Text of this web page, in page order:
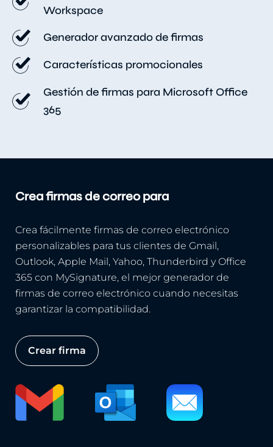
Workspace
Generador avanzado de firmas
Características promocionales
Gestión de firmas para Microsoft Office
365
Crea firmas de correo para
Crea fácilmente firmas de correo electrónico
personalizables para tus clientes de Gmail,
Outlook, Apple Mail, Yahoo, Thunderbird y Office
365 con MySignature, el mejor generador de
firmas de correo electrónico cuando necesitas
garantizar la compatibilidad.
Crear firma